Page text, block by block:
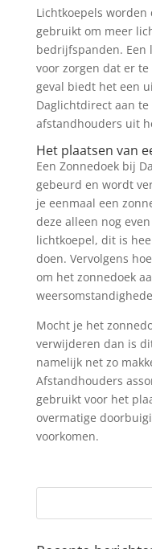
Lichtkoepels worden
gebruikt om meer
bedrijfspanden. Een
voor zorgen dat er
geval biedt het een
Daglichtdirect aan
afstandhouders uit
Het plaatsen van
Een Zonnedoek bij
gebeurd en wordt
je eenmaal een
deze alleen nog
lichtkoepel, dit is
doen. Vervolgens
om het zonnedoek
Mocht je het
verwijderen dan is
namelijk net zo
Afstandhouders
gebruikt voor het
overmatige
voorkomen.